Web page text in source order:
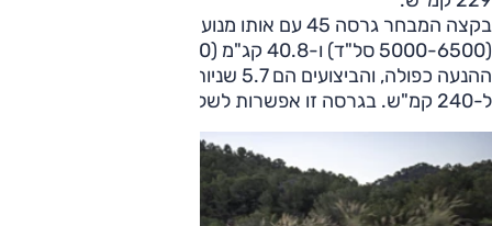
ל-240 קמ"ש. בגרסה זו אפשרות לשליטה על קשיחות הבולמים.